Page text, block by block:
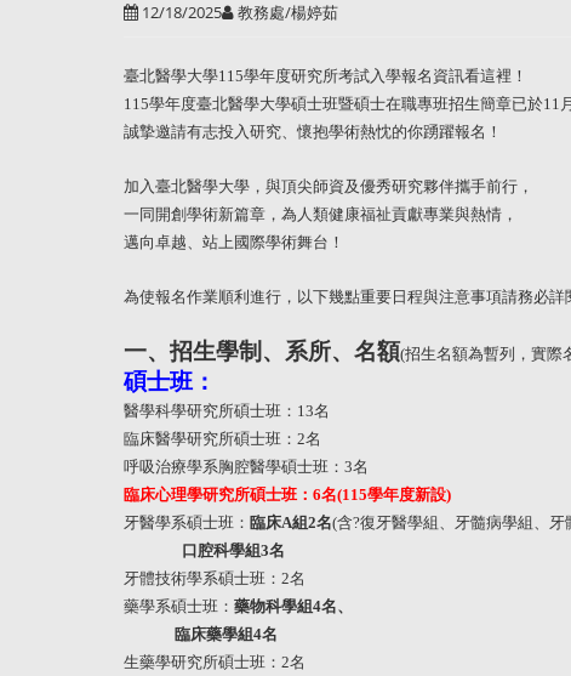
12/18/2025 教務處/楊婷茹
臺北醫學大學115學年度研究所考試入學報名資訊看這裡！
115學年度臺北醫學大學碩士班暨碩士在職專班招生簡章已於11 月
誠摯邀請有志投入研究、懷抱學術熱忱的你踴躍報名！
加入臺北醫學大學，與頂尖師資及優秀研究夥伴攜手前行，
一同開創學術新篇章，為人類健康福祉貢獻專業與熱情，
邁向卓越、站上國際學術舞台！
為使報名作業順利進行，以下幾點重要日程與注意事項請務必詳
一、招生學制、系所、名額(招生名額為暫列，實際
碩士班：
醫學科學研究所碩士班： 13名
臨床醫學研究所碩士班： 2名
呼吸治療學系胸腔醫學碩士班： 3名
臨床心理學研究所碩士班： 6名(115學年度新設)
牙醫學系碩士班： 臨床A組2名(含?復牙醫學組、牙髓病學組、
口腔科學組3名
牙體技術學系碩士班： 2名
藥學系碩士班： 藥物科學組4名、
臨床藥學組4名
生藥學研究所碩士班： 2名